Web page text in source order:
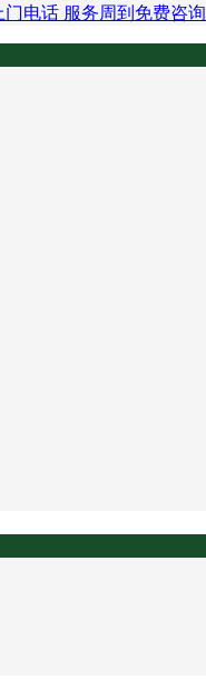
电话 服务周到免费咨询